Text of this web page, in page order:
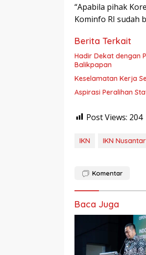
“Apabila pihak
Kominfo RI sudah
Berita Terkait
Hadir Dekat dengan Pusat
Balikpapan
Keselamatan Kerja
Aspirasi Peralihan
Post Views: 204
IKN IKN
Komentar
Baca Juga